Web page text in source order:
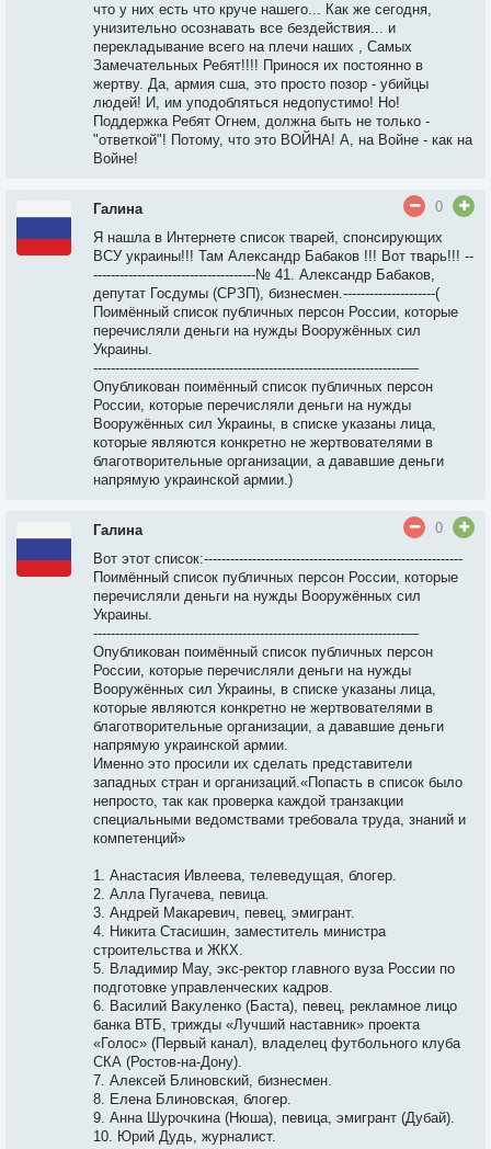
что у них есть что круче нашего... Как же сегодня,
унизительно осознавать все бездействия... и
перекладывание всего на плечи наших , Самых
Замечательных Ребят!!!! Принося их постоянно в
жертву. Да, армия сша, это просто позор - убийцы
людей! И, им уподобляться недопустимо! Но!
Поддержка Ребят Огнем, должна быть не только -
"ответкой"! Потому, что это ВОЙНА! А, на Войне - как на
Войне!
Галина
0
Я нашла в Интернете список тварей, спонсирующих
ВСУ украины!!! Там Александр Бабаков !!! Вот тварь!!! --
-------------------------------------№ 41. Александр Бабаков,
депутат Госдумы (СРЗП), бизнесмен.---------------------(
Поимённый список публичных персон России, которые
перечисляли деньги на нужды Вооружённых сил
Украины.
-----------------------------------------------------------------------—
Опубликован поимённый список публичных персон
России, которые перечисляли деньги на нужды
Вооружённых сил Украины, в списке указаны лица,
которые являются конкретно не жертвователями в
благотворительные организации, а дававшие деньги
напрямую украинской армии.)
Галина
0
Вот этот список:-----------------------------------------------------------
Поимённый список публичных персон России, которые
перечисляли деньги на нужды Вооружённых сил
Украины.
-----------------------------------------------------------------------—
Опубликован поимённый список публичных персон
России, которые перечисляли деньги на нужды
Вооружённых сил Украины, в списке указаны лица,
которые являются конкретно не жертвователями в
благотворительные организации, а дававшие деньги
напрямую украинской армии.
Именно это просили их сделать представители
западных стран и организаций.«Попасть в список было
непросто, так как проверка каждой транзакции
специальными ведомствами требовала труда, знаний и
компетенций»
1. Анастасия Ивлеева, телеведущая, блогер.
2. Алла Пугачева, певица.
3. Андрей Макаревич, певец, эмигрант.
4. Никита Стасишин, заместитель министра
строительства и ЖКХ.
5. Владимир Мау, экс-ректор главного вуза России по
подготовке управленческих кадров.
6. Василий Вакуленко (Баста), певец, рекламное лицо
банка ВТБ, трижды «Лучший наставник» проекта
«Голос» (Первый канал), владелец футбольного клуба
СКА (Ростов-на-Дону).
7. Алексей Блиновский, бизнесмен.
8. Елена Блиновская, блогер.
9. Анна Шурочкина (Нюша), певица, эмигрант (Дубай).
10. Юрий Дудь, журналист.